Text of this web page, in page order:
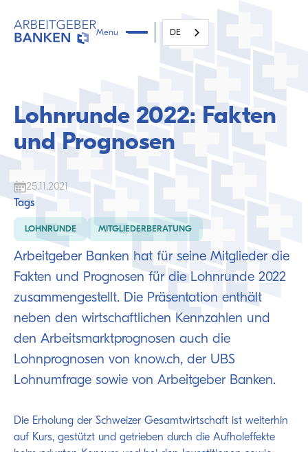
Menu DE
Lohnrunde 2022: Fakten
und Prognosen
25.11.2021
Arbeitgeber Banken hat für seine Mitglieder die
Fakten und Prognosen für die Lohnrunde 2022
zusammengestellt. Die Präsentation enthält
neben den wirtschaftlichen Kennzahlen und
den Arbeitsmarktprognosen auch die
Lohnprognosen von know.ch, der UBS
Lohnumfrage sowie von Arbeitgeber Banken.
Die Erholung der Schweizer Gesamtwirtschaft ist weiterhin
auf Kurs, gestützt und getrieben durch die Aufholeffekte
Tags
LOHNRUNDE MITGLIEDERBERATUNG